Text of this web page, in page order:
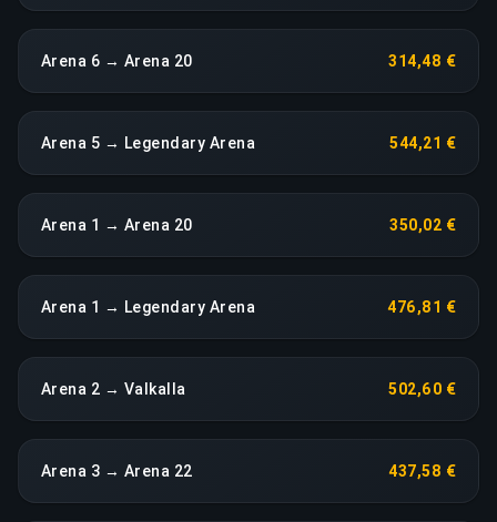
Arena 6 → Arena 20 314,48 €
Arena 5 → Legendary Arena 544,21 €
Arena 1 → Arena 20 350,02 €
Arena 1 → Legendary Arena 476,81 €
Arena 2 → Valkalla 502,60 €
Arena 3 → Arena 22 437,58 €